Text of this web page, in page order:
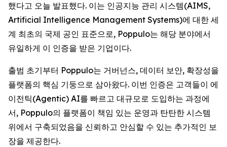
했다고 오늘 발표했다. 이는 인공지능 관리 시스템(AIMS,
Artificial Intelligence Management Systems)에 대한 세
계 최초의 국제 공인 표준으로, Poppulo는 해당 분야에서
유일하게 이 인증을 받은 기업이다.
출범 초기부터 Poppulo는 거버넌스, 데이터 보안, 확장성을
플랫폼의 핵심 기둥으로 삼아왔다. 이번 인증은 고객들이 에
이전틱(Agentic) AI를 빠르고 대규모로 도입하는 과정에
서, Poppulo의 플랫폼이 책임 있는 운영과 탄탄한 시스템
위에서 구축되었음을 신뢰하고 안심할 수 있는 추가적인 보
장을 제공한다.